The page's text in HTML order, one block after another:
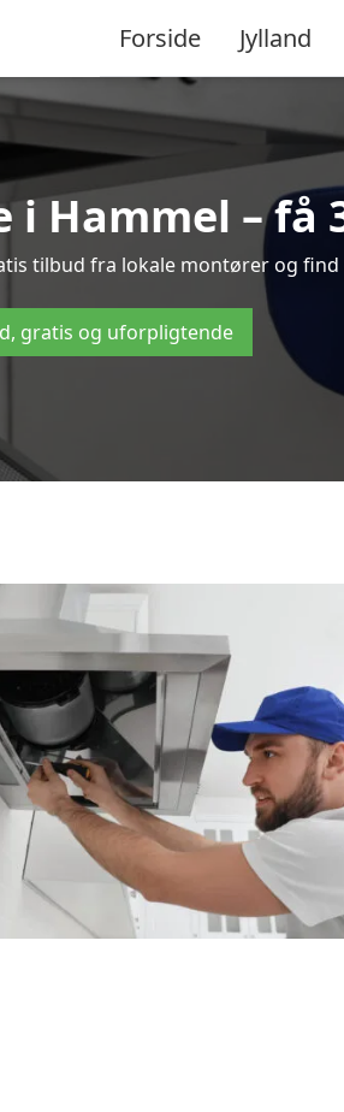
Forside Jylland
Hammel – få
tilbud fra lokale montører og
gratis og uforpligtende